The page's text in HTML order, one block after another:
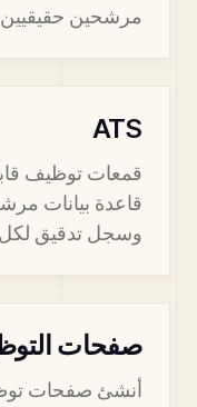
مرشحين حقيقيين.
ATS
قاعدة بيانات
وسجل تدقيق لكل
صفحات